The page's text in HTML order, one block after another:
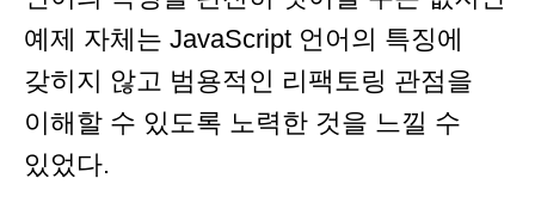
예제 자체는 JavaScript 언어의 특징에
갖히지 않고 범용적인 리팩토링 관점을
이해할 수 있도록 노력한 것을 느낄 수
있었다.